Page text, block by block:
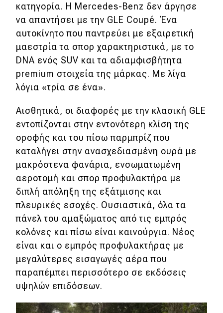
Δοκιμή
Αποστολή
Συγκρίνουμε
Αγώνες
Formula 1
WRC
Motorsport
Eco
Νέα
Τεχνολογία
Mobility
Σταθμοί φόρτισης
κατηγορία. Η Mercedes-Benz δεν άργησε
να απαντήσει με την GLE Coupé. Ένα
αυτοκίνητο που παντρεύει με εξαιρετική
μαεστρία τα σπορ χαρακτηριστικά, με το
DNA ενός SUV και τα αδιαμφισβήτητα
premium στοιχεία της μάρκας. Με λίγα
λόγια «τρία σε ένα».
Αισθητικά, οι διαφορές με την κλασική GLE
εντοπίζονται στην εντονότερη κλίση της
οροφής και του πίσω παρμπρίζ που
καταλήγει στην ανασχεδιασμένη ουρά με
μακρόστενα φανάρια, ενσωματωμένη
αεροτομή και σπορ προφυλακτήρα με
διπλή απόληξη της εξάτμισης και
πλευρικές εσοχές. Ουσιαστικά, όλα τα
πάνελ του αμαξώματος από τις εμπρός
κολόνες και πίσω είναι καινούργια. Νέος
είναι και ο εμπρός προφυλακτήρας με
μεγαλύτερες εισαγωγές αέρα που
παραπέμπει περισσότερο σε εκδόσεις
υψηλών επιδόσεων.